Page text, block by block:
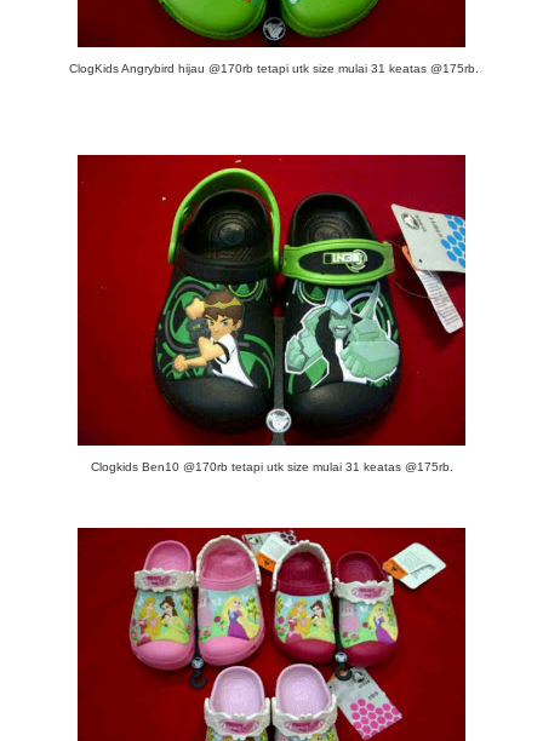
ClogKids Angrybird hijau @170rb tetapi utk size mulai 31 keatas @175rb.
Clogkids Ben10 @170rb tetapi utk size mulai 31 keatas @175rb.